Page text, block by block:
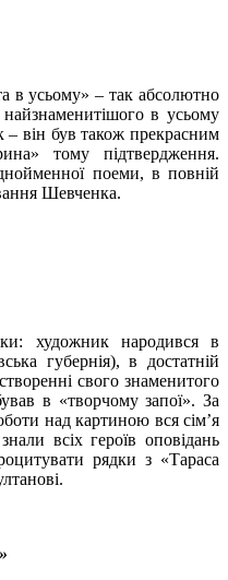
в усьому» – так абсолютно
в усьому
– він був також прекрасним
тому підтвердження.
поеми, в повній
Шевченка.
художник народився в
губернія), в достатній
свого знаменитого
в «творчому запої». За
над картиною вся сім’я
всіх героїв оповідань
рядки з «Тараса